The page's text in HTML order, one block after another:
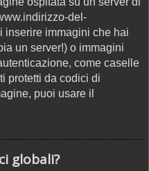
del-
inserire immagini che hai
un server!) o immagini
come caselle
protetti da codici di
puoi usare il
globali?